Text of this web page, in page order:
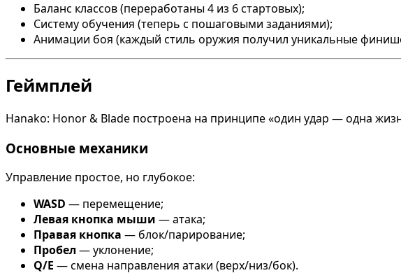
Баланс классов (переработаны 4 из 6 стартовых);
Систему обучения (теперь с пошаговыми заданиями);
Анимации боя (каждый стиль оружия получил уникальные
Геймплей
Hanako: Honor & Blade построена на принципе «один удар — одна
Основные механики
Управление простое, но глубокое:
WASD — перемещение;
Левая кнопка мыши — атака;
Правая кнопка — блок/парирование;
Пробел — уклонение;
Q/E — смена направления атаки (верх/низ/бок).